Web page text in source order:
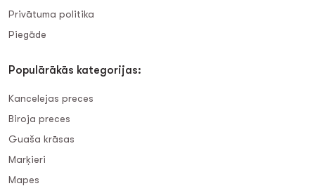
Privātuma politika
Piegāde
Populārākās kategorijas:
Kancelejas preces
Biroja preces
Guaša krāsas
Marķieri
Mapes